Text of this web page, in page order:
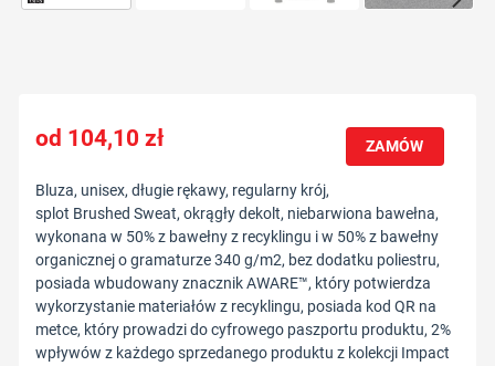
104,10zł ZAMÓW
Bluza, unisex, długie rękawy, regularny krój,
splot Brushed Sweat, okrągły dekolt, niebarwiona bawełna,
wykonana w 50% z bawełny z recyklingu i w 50% z bawełny
organicznej o gramaturze 340 g/m2, bez dodatku poliestru,
posiada wbudowany znacznik AWARE™, który potwierdza
wykorzystanie materiałów z recyklingu, posiada kod QR na
metce, który prowadzi do cyfrowego paszportu produktu, 2%
wpływów z każdego sprzedanego produktu z kolekcji Impact